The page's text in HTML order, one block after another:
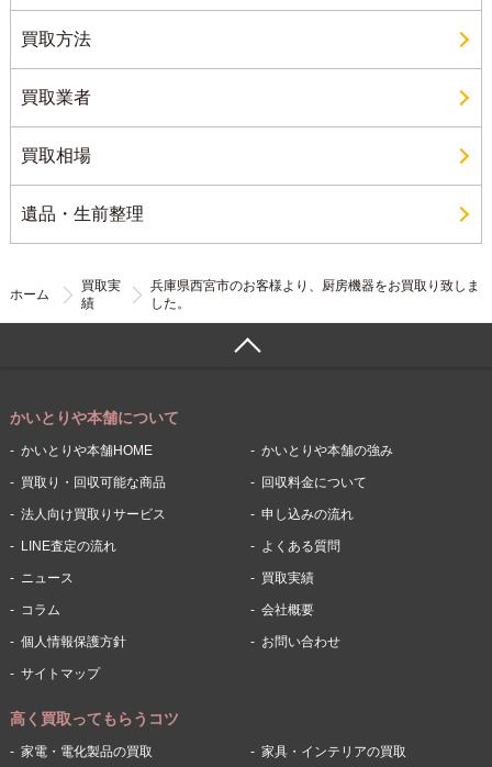
買取方法
買取業者
買取相場
遺品・生前整理
ホーム
買取実
績
兵庫県西宮市のお客様より、厨房機器をお買取り致しま
した。
かいとりや本舗について
かいとりや本舗HOME かいとりや本舗の強み
買取り・回収可能な商品 回収料金について
法人向け買取りサービス 申し込みの流れ
LINE査定の流れ よくある質問
ニュース 買取実績
コラム 会社概要
個人情報保護方針 お問い合わせ
サイトマップ
高く買取ってもらうコツ
家電・電化製品の買取 家具・インテリアの買取